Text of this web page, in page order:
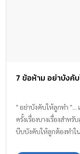
7 ข้อห้าม อย่าบังคั
" อย่าบังคับให้ลูกทำ "...
ครั้งเรื่องบางเรื่องสำห
บีบบังคับให้ลูกต้องทำใ